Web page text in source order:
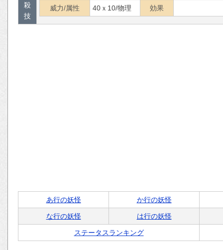
殺
技
威力/属性
40ｘ10/物理 効果
あ行の妖怪 か行の妖怪
な行の妖怪 は行の妖怪
ステータスランキング